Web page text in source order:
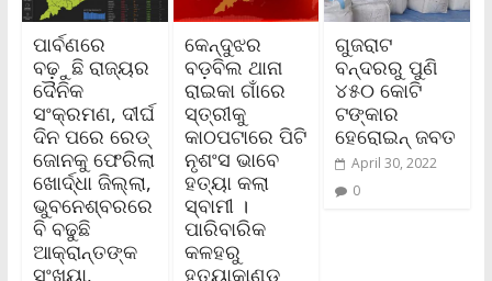
ପାର୍ବଣରେ
ବଢ଼ୁଛି ରାଜ୍ୟର
ଦୈନିକ
ସଂକ୍ରମଣ, ଦୀର୍ଘ
ଦିନ ପରେ ରେଡ୍‌
ଜୋନକୁ ଫେରିଲା
ଖୋର୍ଦ୍ଧା ଜିଲ୍ଲା,
ଭୁବନେଶ୍ବରରେ
ବି ବଢୁଛି
ଆକ୍ରାନ୍ତଙ୍କ
ସଂଖ୍ୟା,
କେନ୍ଦୁଝର
ବଡ଼ବିଲ ଥାନା
ରାଇକା ଗାଁରେ
ସ୍ତ୍ରୀକୁ
କାଠପଟାରେ ପିଟି
ନୃଶଂସ ଭାବେ
ହତ୍ୟା କଲା
ସ୍ବାମୀ ।
ପାରିବାରିକ
କଳହରୁ
ହତ୍ୟାକାଣ୍ଡ
ଗୁଜରାଟ
ବନ୍ଦରରୁ ପୁଣି
୪୫୦ କୋଟି
ଟଙ୍କାର
ହେରୋଇନ୍‌ ଜବତ
April 30, 2022
0